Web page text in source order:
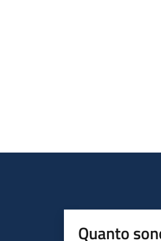
Quanto